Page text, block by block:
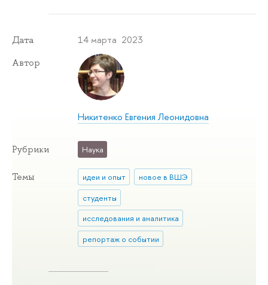
Дата 14 марта 2023
Автор
Никитенко Евгения Леонидовна
Рубрики Наука
Темы идеи и опыт
новое в ВШЭ
студенты
исследования и аналитика
репортаж о событии